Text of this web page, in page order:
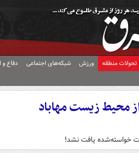
تحولات منطقه ورزش شبکه‌های اجتماعی دفاع و
محیط زیست مهاباد
خواسته‌شده یافت نشد!